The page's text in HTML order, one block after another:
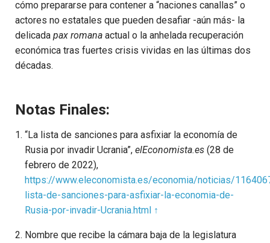
cómo prepararse para contener a “naciones canallas” o
actores no estatales que pueden desafiar -aún más- la
delicada pax romana actual o la anhelada recuperación
económica tras fuertes crisis vividas en las últimas dos
décadas.
Notas Finales:
“La lista de sanciones para asfixiar la economía de
Rusia por invadir Ucrania”, elEconomista.es (28 de
febrero de 2022),
https://www.eleconomista.es/economia/noticias/
lista-de-sanciones-para-asfixiar-la-economia-de-
Rusia-por-invadir-Ucrania.html ↑
Nombre que recibe la cámara baja de la legislatura